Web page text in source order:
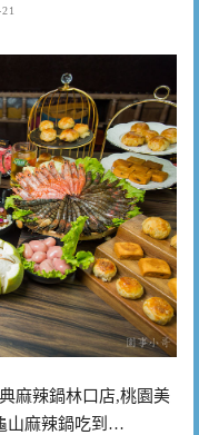
麻辣鍋林口店,桃園美
山麻辣鍋吃到…